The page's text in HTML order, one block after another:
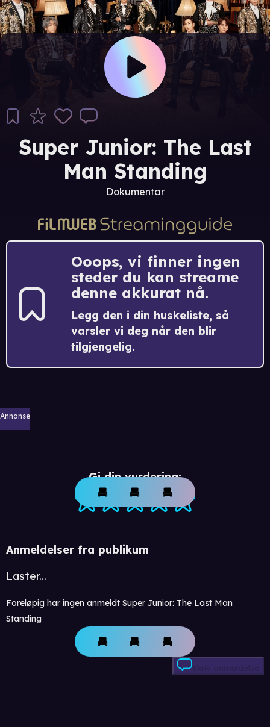
Super Junior: The Last
Man Standing
Dokumentar
Ooops, vi finner ingen
steder du kan streame
denne akkurat nå.
Legg den i din huskeliste, så
varsler vi deg når den blir
tilgjengelig.
Annonse
Gi din vurdering:
Anmeldelser fra publikum
Laster...
Foreløpig har ingen anmeldt Super Junior: The Last Man
Standing
Skriv anmeldelse